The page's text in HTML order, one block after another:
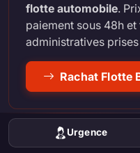
flotte automobile.
paiement sous 48h
administratives
Rachat Flotte
Ressource officielle :
Urgence